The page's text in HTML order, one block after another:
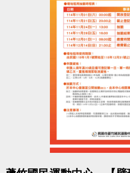
每天 08:00～21:00 至本館1樓
名冊公告：11/25(二)前
抽籤日期：11/27(四) 14:00
地點：蘆竹國民運動中心1樓
正取公告：11/28(五)15:00
(將同步於中心臉書及官網公告)
114/12/1(一)～12/20(六)止